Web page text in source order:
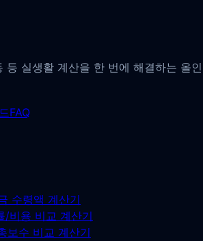
등 실생활 계산을 한 번에 해결하는 올인
FAQ
수령액 계산기
/비용 비교 계산기
보수 비교 계산기